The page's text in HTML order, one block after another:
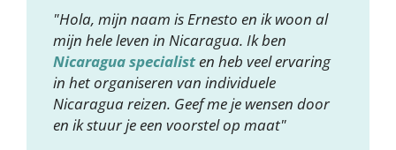
"Hola, mijn naam is Ernesto en ik woon al
mijn hele leven in Nicaragua. Ik ben
Nicaragua specialisten heb veel ervaring
in het organiseren van individuele
Nicaragua reizen. Geef me je wensen door
en ik stuur je een voorstel op maat"